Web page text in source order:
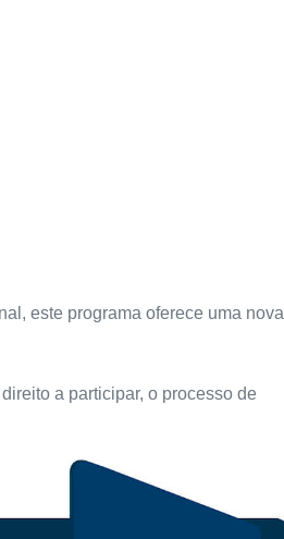
este programa oferece uma nova
a participar, o processo de